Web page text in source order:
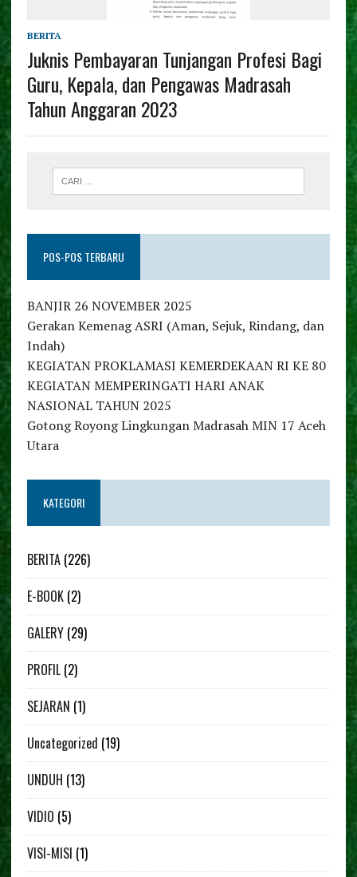
BERITA
Juknis Pembayaran Tunjangan Profesi Bagi
Guru, Kepala, dan Pengawas Madrasah
Tahun Anggaran 2023
POS-POS TERBARU
BANJIR 26 NOVEMBER 2025
Gerakan Kemenag ASRI (Aman, Sejuk, Rindang, dan
Indah)
KEGIATAN PROKLAMASI KEMERDEKAAN RI KE 80
KEGIATAN MEMPERINGATI HARI ANAK
NASIONAL TAHUN 2025
Gotong Royong Lingkungan Madrasah MIN 17 Aceh
Utara
KATEGORI
BERITA(226)
E-BOOK(2)
GALERY(29)
PROFIL(2)
SEJARAN (1)
Uncategorized (19)
UNDUH (13)
VIDIO (5)
VISI-MISI (1)